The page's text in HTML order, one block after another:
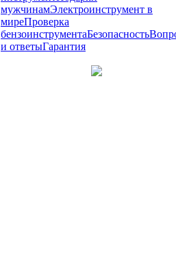
мужчинамЭлектроинструмент в
миреПроверка
бензоинструментаБезопасность
и ответыГарантия